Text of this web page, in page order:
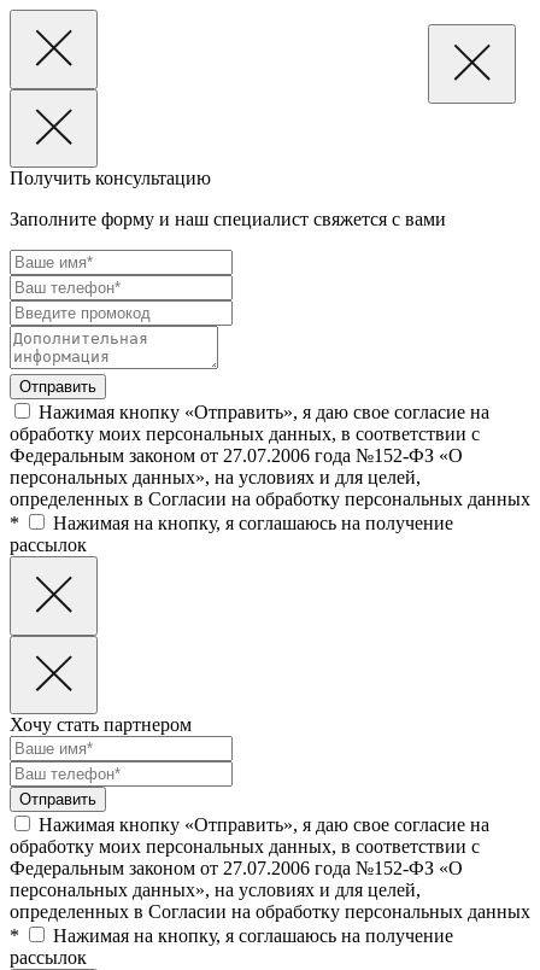
Получить консультацию
Заполните форму и наш специалист свяжется с вами
Нажимая кнопку «Отправить», я даю свое согласие на
обработку моих персональных данных, в соответствии с
Федеральным законом от 27.07.2006 года №152-ФЗ «О
персональных данных», на условиях и для целей,
определенных в Согласии на обработку персональных данных
*
Нажимая на кнопку, я соглашаюсь на получение
рассылок
Хочу стать партнером
Нажимая кнопку «Отправить», я даю свое согласие на
обработку моих персональных данных, в соответствии с
Федеральным законом от 27.07.2006 года №152-ФЗ «О
персональных данных», на условиях и для целей,
определенных в Согласии на обработку персональных данных
*
Нажимая на кнопку, я соглашаюсь на получение
рассылок